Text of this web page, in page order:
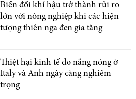
Biến đổi khí hậu trở thành rủi ro
lớn với nông nghiệp khi các hiện
tượng thiên nga đen gia tăng
Thiệt hại kinh tế do nắng nóng ở
Italy và Anh ngày càng nghiêm
trọng